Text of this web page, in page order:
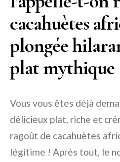
cacahuètes
plongée
plat mythique
Vous vous êtes déjà
délicieux plat, riche et
ragoût de cacahuètes
légitime ! Après tout, le